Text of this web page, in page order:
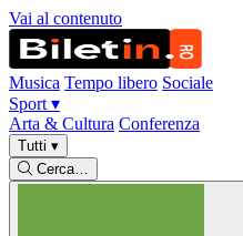
Vai al contenuto
Musica Tempo libero Sociale
Sport ▾
Arta & Cultura Conferenza
Tutti ▾
Cerca…